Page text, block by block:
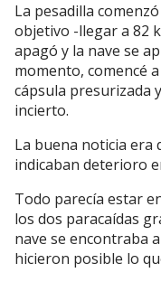
La pesadilla
objetivo -llegar a 82
apagó y la nave se
momento, comencé
cápsula presurizada
incierto.
La buena noticia era
indicaban deterioro
Todo parecía estar
los dos paracaídas
nave se encontraba
hicieron posible lo